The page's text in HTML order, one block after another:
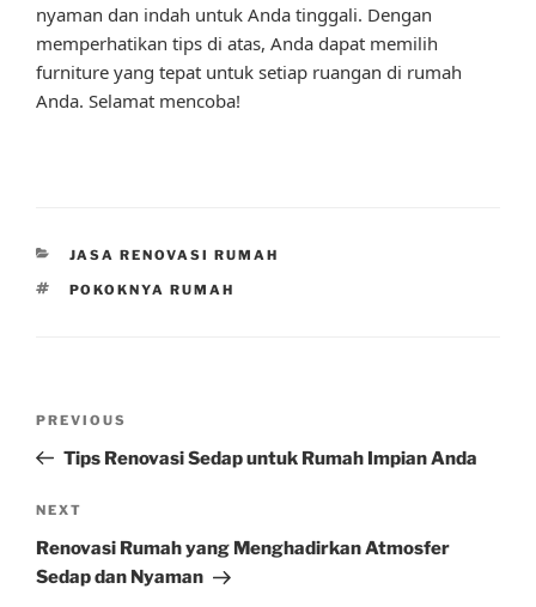
nyaman dan indah untuk Anda tinggali. Dengan
memperhatikan tips di atas, Anda dapat memilih
furniture yang tepat untuk setiap ruangan di rumah
Anda. Selamat mencoba!
CATEGORIES
JASA RENOVASI RUMAH
TAGS
POKOKNYA RUMAH
Previous
Post
PREVIOUS
Tips Renovasi Sedap untuk Rumah Impian Anda
Next
Post
NEXT
Renovasi Rumah yang Menghadirkan Atmosfer
Sedap dan Nyaman